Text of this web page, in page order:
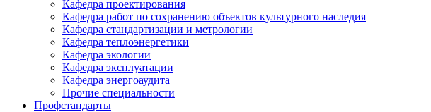
Кафедра проектирования
Кафедра работ по сохранению объектов культурного наследия
Кафедра стандартизации и метрологии
Кафедра теплоэнергетики
Кафедра экологии
Кафедра эксплуатации
Кафедра энергоаудита
Прочие специальности
Профстандарты